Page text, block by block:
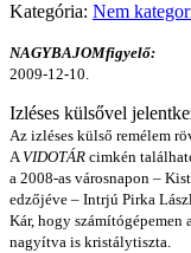
Kategória: Nem
NAGYBAJOMfigyelő:
2009-12-10.
Izléses külsővel
Az izléses külső remélem
AVIDOTÁR cimkén
a 2008-as városnapon –
edzőjéve – Intrjú Pirka
Kár, hogy számítógépemen
nagyítva is kristálytiszta.